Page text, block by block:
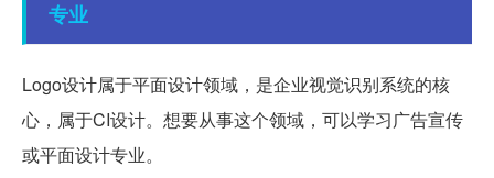
专业
Logo设计属于平面设计领域，是企业视觉识别系统的核
心，属于CI设计。想要从事这个领域，可以学习广告宣传
或平面设计专业。